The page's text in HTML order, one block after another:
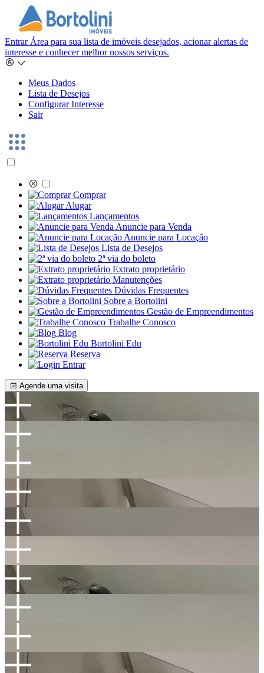
Entrar Área para sua lista de imóveis desejados, acionar alertas de
interesse e conhecer melhor nossos serviços.
Meus Dados
Lista de Desejos
Configurar Interesse
Sair
Comprar
Alugar
Lançamentos
Anuncie para Venda
Anuncie para Locação
Lista de Desejos
2ª via do boleto
Extrato proprietário
Manutenções
Dúvidas Frequentes
Sobre a Bortolini
Gestão de Empreendimentos
Trabalhe Conosco
Blog
Bortolini Edu
Reserva
Entrar
Agende uma visita